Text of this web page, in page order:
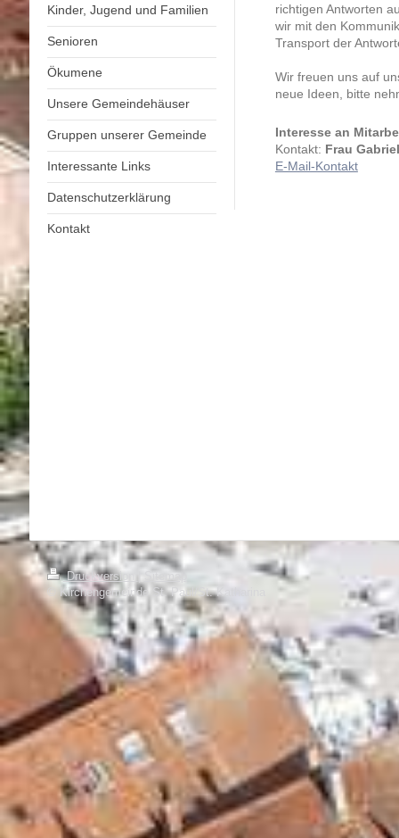
Kinder, Jugend und Familien
Senioren
Ökumene
Unsere Gemeindehäuser
Gruppen unserer Gemeinde
Interessante Links
Datenschutzerklärung
Kontakt
richtigen Antworten
wir mit den
Transport der
Wir freuen uns auf
neue Ideen, bitte
Interesse an
Kontakt: Frau
E-Mail-Kontakt
Druckversion
Sitemap
© Kirchengemeinde St. Paul/St. Katharina